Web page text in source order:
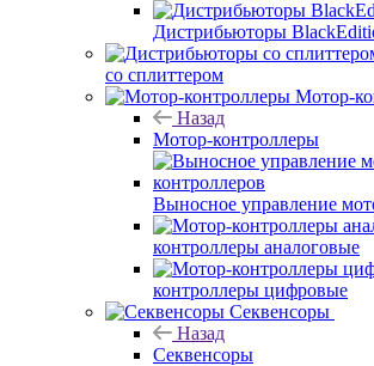
Дистрибьюторы
со сплиттером
Мотор-
Назад
Мотор-контроллеры
Выносное управление
контроллеры аналоговые
контроллеры цифровые
Секвенсоры
Назад
Секвенсоры